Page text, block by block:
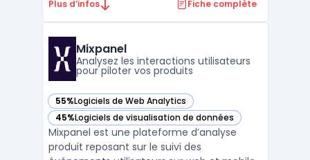
générales, directions financières, DSI, RH ou
équipes commercial ...
Plus d’infos Fiche complète
Mixpanel
Analysez les interactions utilisateurs
pour piloter vos produits
55%Logiciels de Web Analytics
— voir Mixpanel dans cette catégorie
45%Logiciels de visualisation de données
— voir Mixpanel dans cette catégorie
Mixpanel est une plateforme d’analyse
produit reposant sur le suivi des